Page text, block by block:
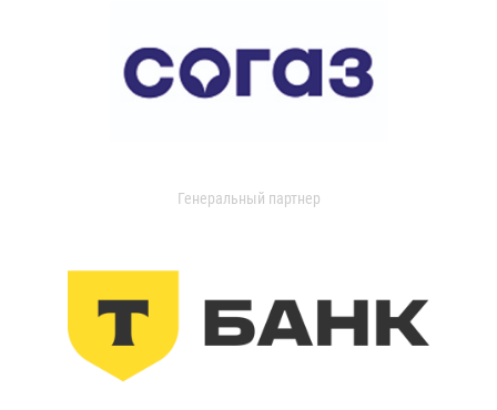
Генеральный партнер